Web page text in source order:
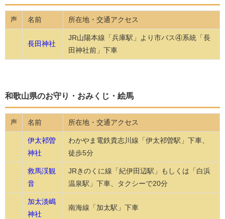
声 名前 所在地・交通アクセス
長田神社
JR山陽本線「兵庫駅」より市バス④系統「長
田神社前」下車
和歌山県のお守り・おみくじ・絵馬
声 名前 所在地・交通アクセス
伊太祁曽
神社
わかやま電鉄貴志川線「伊太祁曽駅」下車、
徒歩5分
救馬渓観
音
JRきのくに線「紀伊田辺駅」もしくは「白浜
温泉駅」下車、タクシーで20分
加太淡嶋
神社
南海線「加太駅」下車